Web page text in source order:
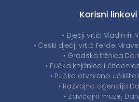
Korisni linkovi
• Dječji vrtić Vladimir
• Češki dječji vrtić Ferde
• Gradska tržnica
• Pučka knjižnica i
• Pučko otvoreno učilište
• Razvojna agencija
• Zavičajni muzej